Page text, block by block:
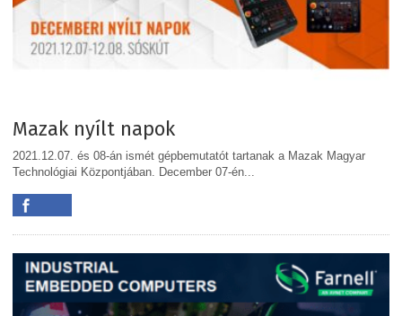
Mazak nyílt napok
2021.12.07. és 08-án ismét gépbemutatót tartanak a Mazak Magyar
Technológiai Központjában. December 07-én...